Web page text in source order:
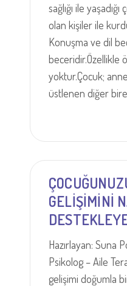
sağlığı ile
olan kişiler ile
Konuşma ve dil
beceridir.Özellikle
yoktur.Çocuk; anne
üstlenen diğer
GELİŞİMİNİ
Hazırlayan: Suna
Psikolog – Aile
gelişimi doğumla